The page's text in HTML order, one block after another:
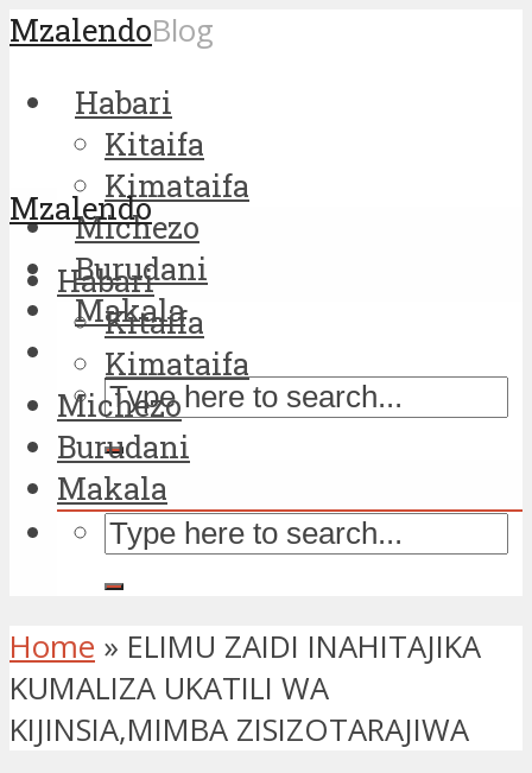
MzalendoBlog
Habari
Kitaifa
Kimataifa
Michezo
Burudani
Makala
Mzalendo
Habari
Kitaifa
Kimataifa
Michezo
Burudani
Makala
Home » ELIMU ZAIDI INAHITAJIKA
KUMALIZA UKATILI WA
KIJINSIA,MIMBA ZISIZOTARAJIWA